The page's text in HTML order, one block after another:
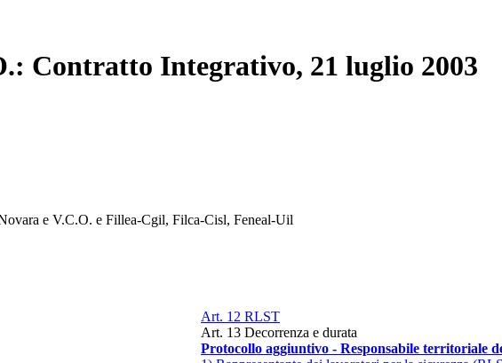
Contratto Integrativo, 21 luglio 2003
e V.C.O. e Fillea-Cgil, Filca-Cisl, Feneal-Uil
Art. 12 RLST
Art. 13 Decorrenza e durata
Protocollo aggiuntivo - Responsabile territoriale